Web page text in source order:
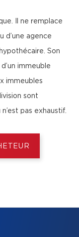
Il ne remplace
d’une agence
Son
immeuble
immeubles
sont
pas exhaustif.